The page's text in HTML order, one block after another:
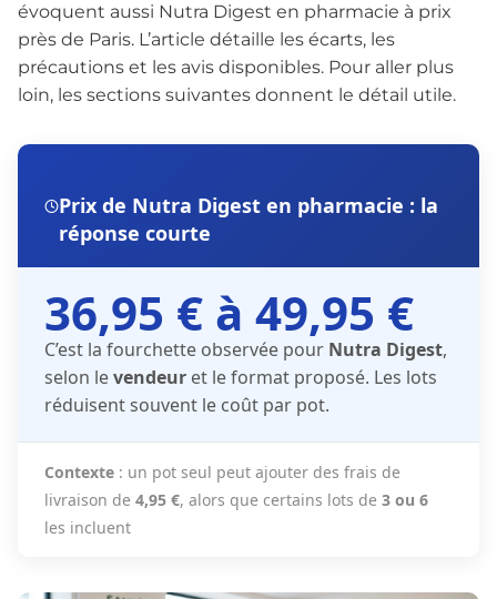
évoquent aussi Nutra Digest en pharmacie à prix
près de Paris. L’article détaille les écarts, les
précautions et les avis disponibles. Pour aller plus
loin, les sections suivantes donnent le détail utile.
Prix de Nutra Digest en pharmacie : la
réponse courte
36,95 € à 49,95 €
C’est la fourchette observée pour Nutra Digest,
selon levendeur et le format proposé. Les lots
réduisent souvent le coût par pot.
Contexte : un pot seul peut ajouter des frais de
livraison de 4,95 €, alors que certains lots de 3 ou 6
les incluent